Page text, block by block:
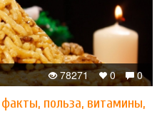
0
0
78271
польза, витамины,